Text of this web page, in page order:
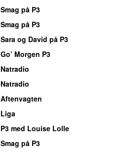
Smag på P3
Smag på P3
Sara og David på P3
Go’ Morgen P3
Natradio
Natradio
Aftenvagten
Liga
P3 med Louise Lolle
Smag på P3